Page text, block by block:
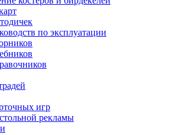
по эксплуатации
игр
рекламы